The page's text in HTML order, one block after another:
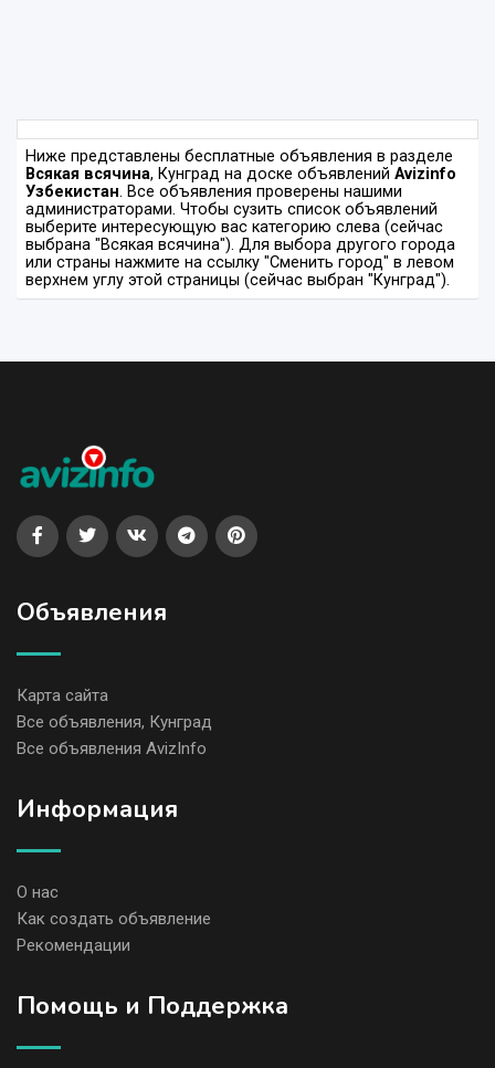
Ниже представлены бесплатные объявления в разделе
Всякая всячина, Кунград на доске объявлений Avizinfo
Узбекистан. Все объявления проверены нашими
администраторами. Чтобы сузить список объявлений
выберите интересующую вас категорию слева (сейчас
выбрана "Всякая всячина"). Для выбора другого города
или страны нажмите на ссылку "Сменить город" в левом
верхнем углу этой страницы (сейчас выбран "Кунград").
Объявления
Карта сайта
Все объявления, Кунград
Все объявления AvizInfo
Информация
О нас
Как создать объявление
Рекомендации
Помощь и Поддержка